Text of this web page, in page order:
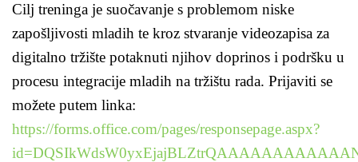
Cilj treninga je suočavanje s problemom niske
zapošljivosti mladih te kroz stvaranje videozapisa za
digitalno tržište potaknuti njihov doprinos i podršku u
procesu integracije mladih na tržištu rada. Prijaviti se
možete putem linka:
https://forms.office.com/pages/responsepage.aspx?